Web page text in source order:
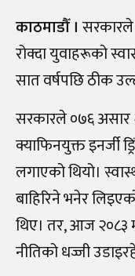
काठमाडौँ । सरकारले
रोक्दा युवाहरूको
सात वर्षपछि ठीक
सरकारले ०७६ असार
क्याफिनयुक्त इनर्जी
लगाएको थियो।
बाहिरिने भनेर
थिए। तर, आज २०८३
नीतिको धज्जी